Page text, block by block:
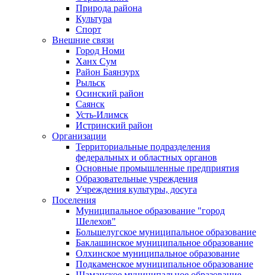
Природа района
Культура
Спорт
Внешние связи
Город Номи
Ханх Сум
Район Баянзурх
Рыльск
Осинский район
Саянск
Усть-Илимск
Истринский район
Организации
Территориальные подразделения
федеральных и областных органов
Основные промышленные предприятия
Образовательные учреждения
Учреждения культуры, досуга
Поселения
Муниципальное образование "город
Шелехов"
Большелугское муниципальное образование
Баклашинское муниципальное образование
Олхинское муниципальное образование
Подкаменское муниципальное образование